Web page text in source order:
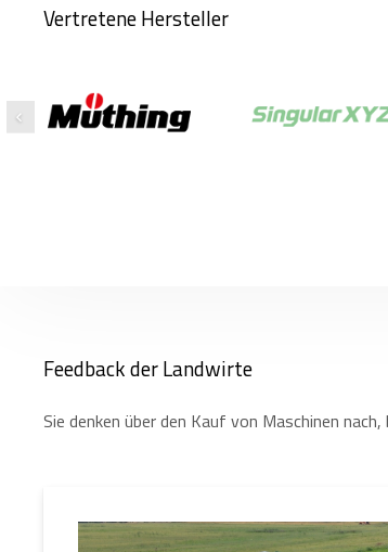
Vertretene Hersteller
Feedback der Landwirte
Sie denken über den Kauf von Maschinen